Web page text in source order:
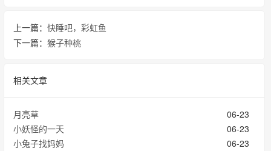
上一篇： 快睡吧，彩虹鱼
下一篇： 猴子种桃
相关文章
06-23
月亮草
06-23
小妖怪的一天
06-23
小兔子找妈妈